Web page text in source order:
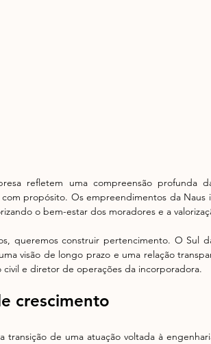
refletem uma compreensão profunda
propósito. Os empreendimentos da Naus
o bem-estar dos moradores e a
queremos construir pertencimento. O Sul
visão de longo prazo e uma relação
civil e diretor de operações da incorporadora.
crescimento
transição de uma atuação voltada à